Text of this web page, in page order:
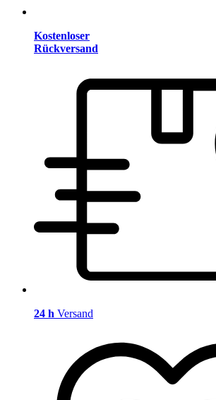
Kostenloser
Rückversand
24 h Versand